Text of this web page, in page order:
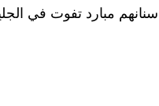
سنانهم مبارد تفوت في